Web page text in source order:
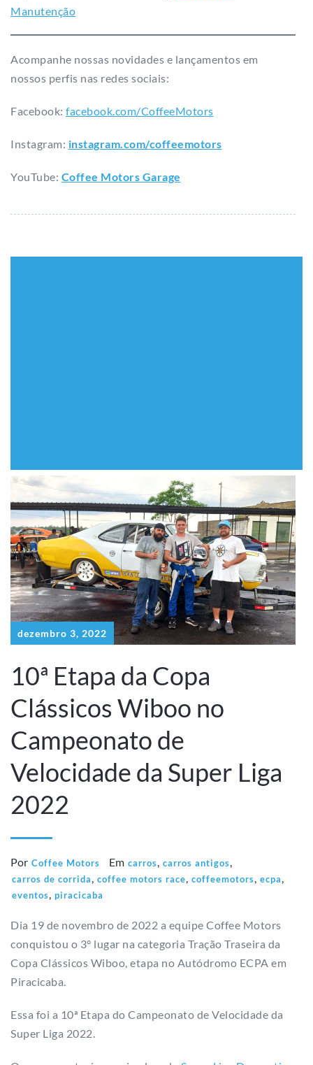
Manutenção
Acompanhe nossas novidades e lançamentos em
nossos perfis nas redes sociais:
Facebook: facebook.com/CoffeeMotors
Instagram: instagram.com/coffeemotors​
YouTube: Coffee Motors Garage
dezembro 3, 2022
10ª Etapa da Copa
Clássicos Wiboo no
Campeonato de
Velocidade da Super Liga
2022
Por Coffee Motors Em carros, carros antigos,
carros de corrida, coffee motors race, coffeemotors, ecpa,
eventos, piracicaba
Dia 19 de novembro de 2022 a equipe Coffee Motors
conquistou o 3° lugar na categoria Tração Traseira da
Copa Clássicos Wiboo, etapa no Autódromo ECPA em
Piracicaba.
Essa foi a 10ª Etapa do Campeonato de Velocidade da
Super Liga 2022.